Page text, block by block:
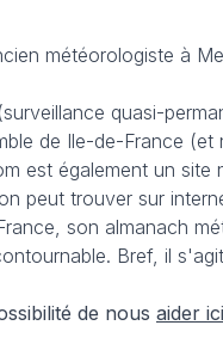
météorologiste à
quasi-
de Ile-de-France (et
est également un site
peut trouver sur
son almanach
Bref, il
de nous aider